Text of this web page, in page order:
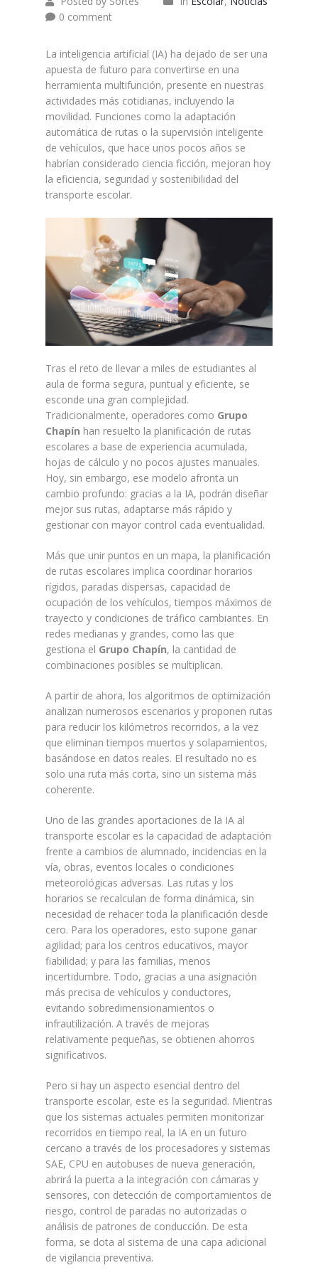
0 comment
La inteligencia artificial (IA) ha dejado de ser una
apuesta de futuro para convertirse en una
herramienta multifunción, presente en nuestras
actividades más cotidianas, incluyendo la
movilidad. Funciones como la adaptación
automática de rutas o la supervisión inteligente
de vehículos, que hace unos pocos años se
habrían considerado ciencia ficción, mejoran hoy
la eficiencia, seguridad y sostenibilidad del
transporte escolar.
Tras el reto de llevar a miles de estudiantes al
aula de forma segura, puntual y eficiente, se
esconde una gran complejidad.
Tradicionalmente, operadores como Grupo
Chapín han resuelto la planificación de rutas
escolares a base de experiencia acumulada,
hojas de cálculo y no pocos ajustes manuales.
Hoy, sin embargo, ese modelo afronta un
cambio profundo: gracias a la IA, podrán diseñar
mejor sus rutas, adaptarse más rápido y
gestionar con mayor control cada eventualidad.
Más que unir puntos en un mapa, la planificación
de rutas escolares implica coordinar horarios
rígidos, paradas dispersas, capacidad de
ocupación de los vehículos, tiempos máximos de
trayecto y condiciones de tráfico cambiantes. En
redes medianas y grandes, como las que
gestiona el Grupo Chapín, la cantidad de
combinaciones posibles se multiplican.
A partir de ahora, los algoritmos de optimización
analizan numerosos escenarios y proponen rutas
para reducir los kilómetros recorridos, a la vez
que eliminan tiempos muertos y solapamientos,
basándose en datos reales. El resultado no es
solo una ruta más corta, sino un sistema más
coherente.
Uno de las grandes aportaciones de la IA al
transporte escolar es la capacidad de adaptación
frente a cambios de alumnado, incidencias en la
vía, obras, eventos locales o condiciones
meteorológicas adversas. Las rutas y los
horarios se recalculan de forma dinámica, sin
necesidad de rehacer toda la planificación desde
cero. Para los operadores, esto supone ganar
agilidad; para los centros educativos, mayor
fiabilidad; y para las familias, menos
incertidumbre. Todo, gracias a una asignación
más precisa de vehículos y conductores,
evitando sobredimensionamientos o
infrautilización. A través de mejoras
relativamente pequeñas, se obtienen ahorros
significativos.
Pero si hay un aspecto esencial dentro del
transporte escolar, este es la seguridad. Mientras
que los sistemas actuales permiten monitorizar
recorridos en tiempo real, la IA en un futuro
cercano a través de los procesadores y sistemas
SAE, CPU en autobuses de nueva generación,
abrirá la puerta a la integración con cámaras y
sensores, con detección de comportamientos de
riesgo, control de paradas no autorizadas o
análisis de patrones de conducción. De esta
forma, se dota al sistema de una capa adicional
de vigilancia preventiva.